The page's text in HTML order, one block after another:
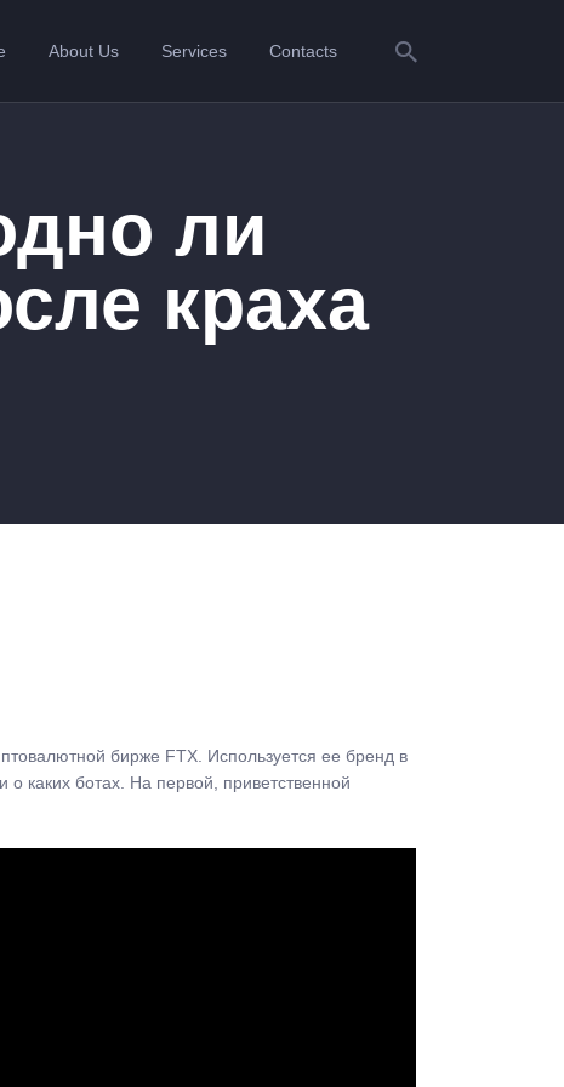
About Us Services Contacts
ли
краха
бирже FTX. Используется ее бренд в
каких ботах. На первой, приветственной